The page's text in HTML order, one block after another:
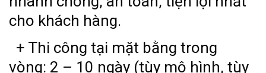
cho khách hàng.
+ Thi công tại mặt bằng trong
vòng: 2 – 10 ngày (tùy mô hình, tùy